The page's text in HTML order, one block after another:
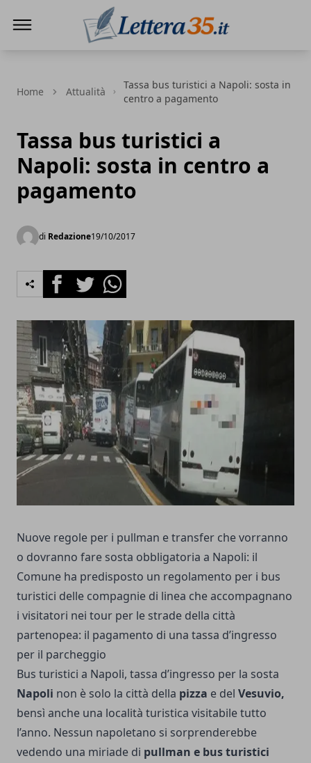
Home Attualità
Tassa bus turistici a Napoli: sosta in
centro a pagamento
Tassa bus turistici a
Napoli: sosta in centro a
pagamento
di Redazione19/10/2017
FacebookTwitterWhatsapp
Nuove regole per i pullman e transfer che vorranno
o dovranno fare sosta obbligatoria a Napoli: il
Comune ha predisposto un regolamento per i bus
turistici delle compagnie di linea che accompagnano
i visitatori nei tour per le strade della città
partenopea: il pagamento di una tassa d’ingresso
per il parcheggio
Bus turistici a Napoli, tassa d’ingresso per la sosta
Napoli non è solo la città della pizza e del Vesuvio,
bensì anche una località turistica visitabile tutto
l’anno. Nessun napoletano si sorprenderebbe
vedendo una miriade di pullman e bus turistici